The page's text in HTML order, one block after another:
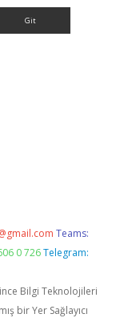
Teams:
0 726 Telegram:
Bilgi Teknolojileri
bir Yer Sağlayıcı